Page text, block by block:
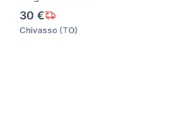
30 €
Chivasso (TO)